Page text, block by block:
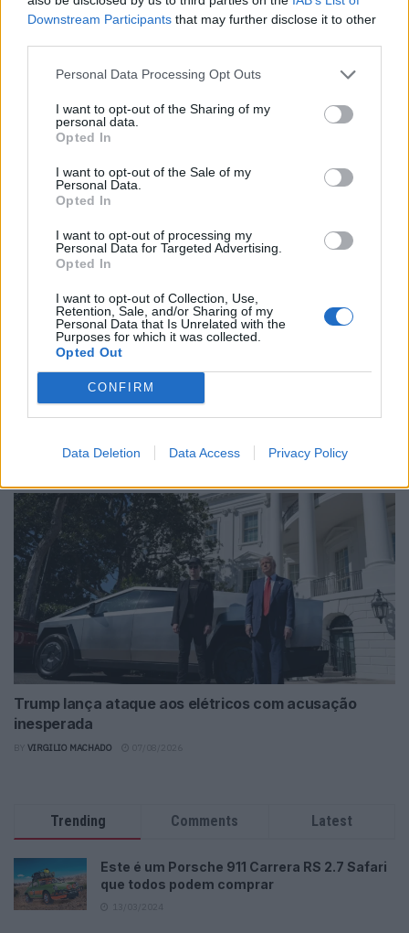
Downstream Participants that may further disclose it to other
Personal Data Processing Opt Outs
I want to opt-out of the Sharing of my
personal data.
Opted In
I want to opt-out of the Sale of my
Personal Data.
Opted In
I want to opt-out of processing my
Personal Data for Targeted Advertising.
Opted In
I want to opt-out of Collection, Use,
Retention, Sale, and/or Sharing of my
Personal Data that Is Unrelated with the
Purposes for which it was collected.
Opted Out
CONFIRM
Data Deletion Data Access Privacy Policy
NX7 é o novo SUV da Nissan para China e
pode chegar à Europa
Torcal redefine luxo sensorial no primeiro SUV
08/08/2026
Trump lança ataque aos elétricos com acusação
inesperada
VIRGILIO MACHADO
Trending Comments Latest
Este é um Porsche 911 Carrera RS 2.7 Safari
que todos podem comprar